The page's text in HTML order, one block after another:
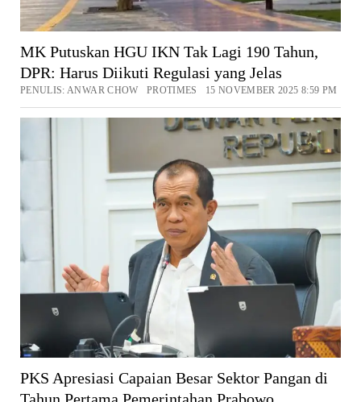
MK Putuskan HGU IKN Tak Lagi 190 Tahun,
DPR: Harus Diikuti Regulasi yang Jelas
PENULIS: ANWAR CHOW PROTIMES 15 NOVEMBER 2025 8:59 PM
PKS Apresiasi Capaian Besar Sektor Pangan di